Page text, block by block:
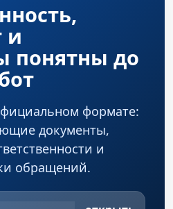
и
понятны до
формате:
документы,
и
обращений.